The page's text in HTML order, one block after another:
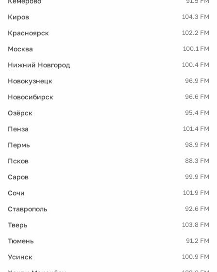
Киров 104.3 FM
Красноярск 102.2 FM
Москва 100.1 FM
Нижний Новгород 100.4 FM
Новокузнецк 96.9 FM
Новосибирск 96.6 FM
Озёрск 95.4 FM
Пенза 101.4 FM
Пермь 98.9 FM
Псков 88.3 FM
Саров 99.9 FM
Сочи 101.9 FM
Ставрополь 92.6 FM
Тверь 103.8 FM
Тюмень 91.2 FM
Усинск 100.9 FM